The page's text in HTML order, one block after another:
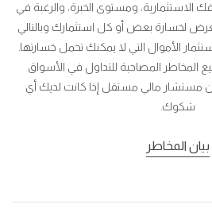
الاستثمارية، ومستوى الخبرة، والرغبة في
لخسارة بعض أو كل استثمارك وبالتالي
الأموال التي لا يمكنك تحمل خسارتها.
المخاطر المصاحبة للتداول في الأسواق
مستشار مالي مستقل إذا كانت لديك أي
شكوك.
بيان المخاطر